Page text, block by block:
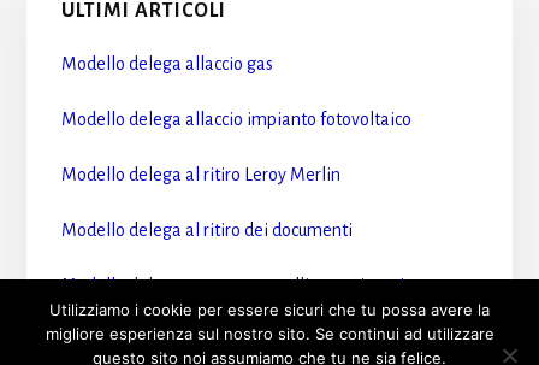
ULTIMI ARTICOLI
Modello delega allaccio gas​
Modello delega allaccio impianto fotovoltaico​
Modello delega al ritiro Leroy Merlin​
Modello delega al ritiro dei documenti​
Modello delega accesso sportelli motorizzazione​
Utilizziamo i cookie per essere sicuri che tu possa avere la
migliore esperienza sul nostro sito. Se continui ad utilizzare
questo sito noi assumiamo che tu ne sia felice.